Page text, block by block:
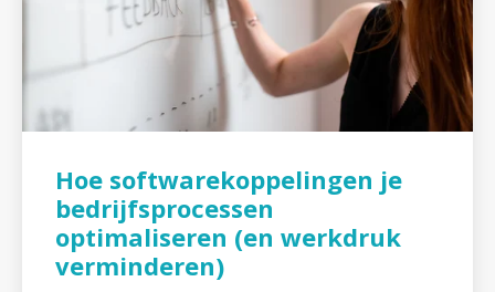
Hoe softwarekoppelingen je
bedrijfsprocessen
optimaliseren (en werkdruk
verminderen)